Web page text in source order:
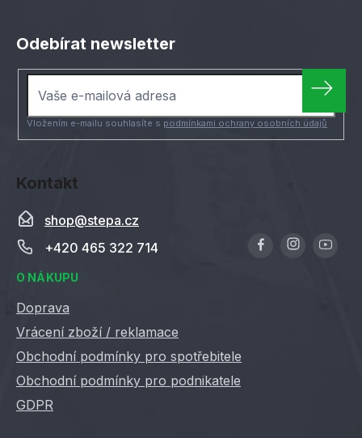
Kontakt
shop@stepa.cz
+420 465 322 714
O NÁKUPU
Doprava
Vrácení zboží / reklamace
Obchodní podmínky pro spotřebitele
Obchodní podmínky pro podnikatele
GDPR
Odebírat newsletter
Vložením e-mailu souhlasíte s podmínkami ochrany osobních údajů